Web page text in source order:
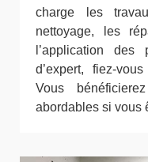
charge les
nettoyage, les
l’application
d’expert, fiez-
Vous
abordables si vous